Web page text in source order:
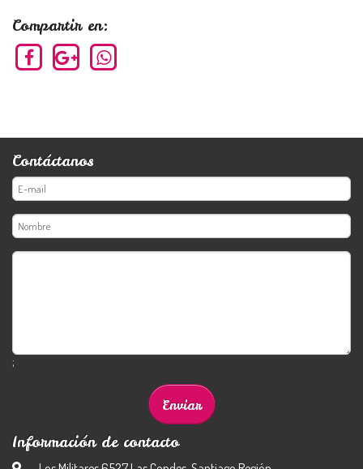
Compartir en:
Contáctanos
;
Información de contacto